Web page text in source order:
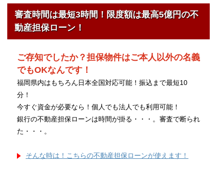
審査時間は最短3時間！限度額は最高5億円の不
動産担保ローン！
ご存知でしたか？担保物件はご本人以外の名義
でもOKなんです！
福岡県内はもちろん日本全国対応可能！振込まで最短10
分！
今すぐ資金が必要なら！個人でも法人でも利用可能！
銀行の不動産担保ローンは時間が掛る・・・。審査で断られ
た・・・。
そんな時は！こちらの不動産担保ローンが使えます！